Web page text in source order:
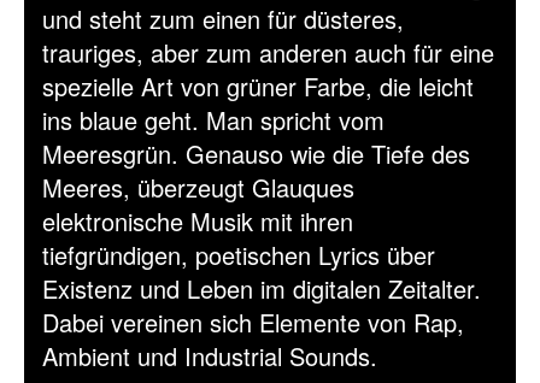
und steht zum einen für düsteres,
trauriges, aber zum anderen auch für eine
spezielle Art von grüner Farbe, die leicht
ins blaue geht. Man spricht vom
Meeresgrün. Genauso wie die Tiefe des
Meeres, überzeugt Glauques
elektronische Musik mit ihren
tiefgründigen, poetischen Lyrics über
Existenz und Leben im digitalen Zeitalter.
Dabei vereinen sich Elemente von Rap,
Ambient und Industrial Sounds.